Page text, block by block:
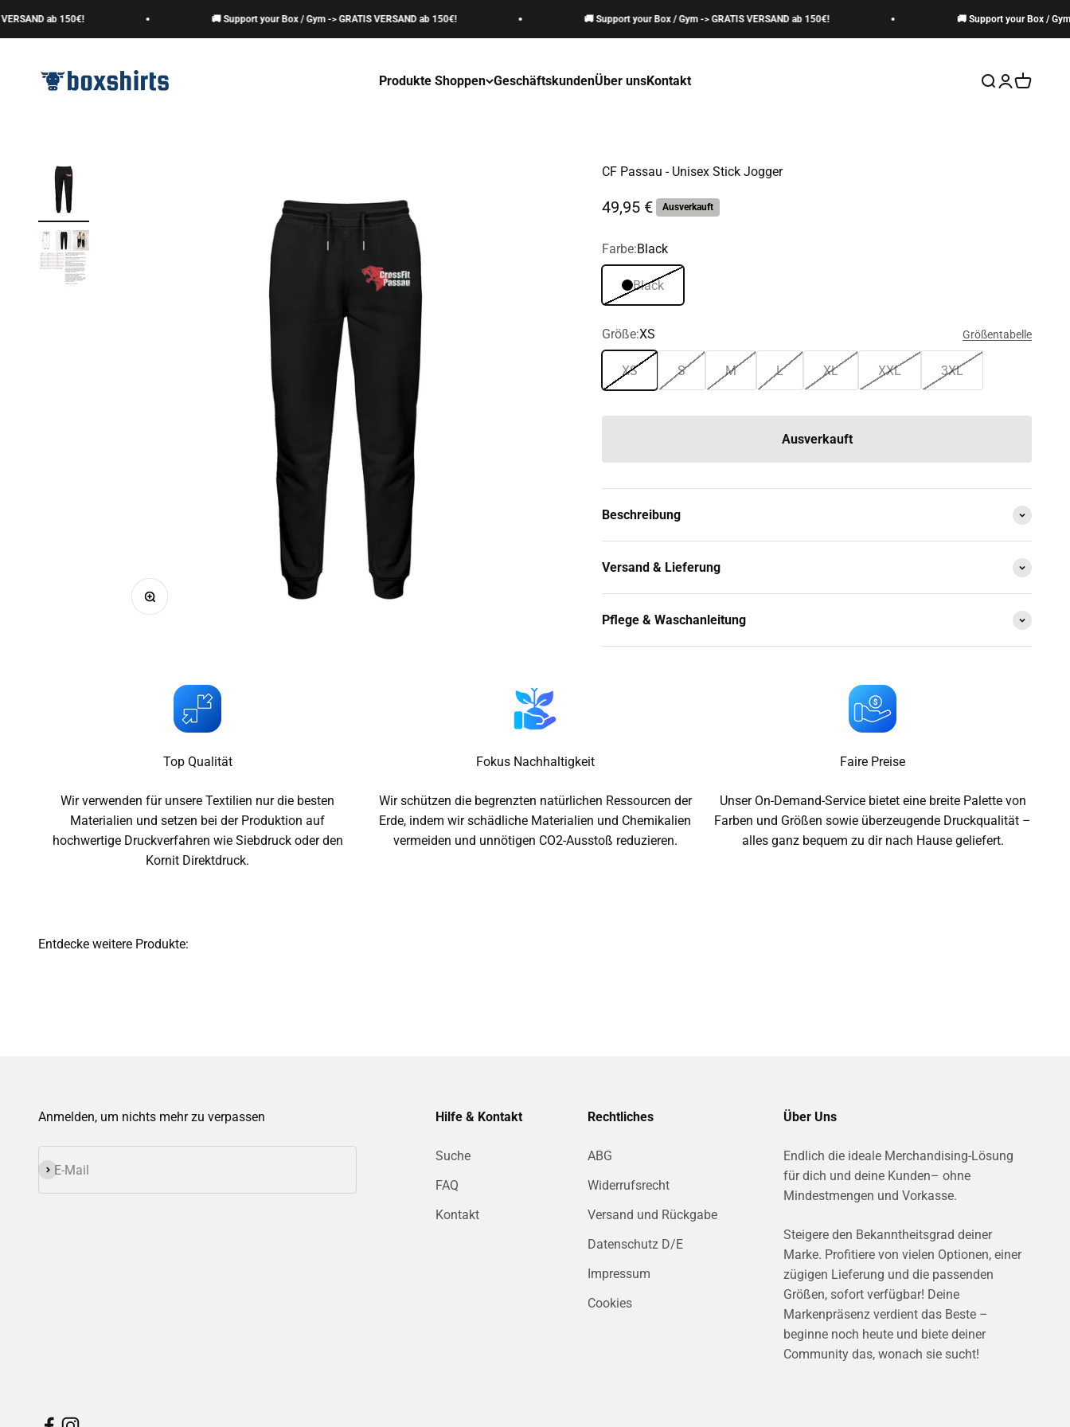
ab 150€! 🚚 Support your Box / Gym -> GRATIS VERSAND ab 150€! 🚚 Support your Box / Gym -> GRATIS VERSAND ab 150€! 🚚 Support your Box / Gym ->
Produkte Shoppen GeschäftskundenÜber unsKontakt
boxshirts Suche öffnen
Bild vergrößern
CF Passau - Unisex Stick Jogger
Angebot
49,95 € Ausverkauft
Farbe:Black
Black
Größe:XS Größentabelle
XS S M L XL XXL 3XL
Ausverkauft
Beschreibung
Versand & Lieferung
Pflege & Waschanleitung
Top Qualität
Wir verwenden für unsere Textilien nur die besten
Materialien und setzen bei der Produktion auf
hochwertige Druckverfahren wie Siebdruck oder den
Kornit Direktdruck.
Fokus Nachhaltigkeit
Wir schützen die begrenzten natürlichen Ressourcen der
Erde, indem wir schädliche Materialien und Chemikalien
vermeiden und unnötigen CO2-Ausstoß reduzieren.
Faire Preise
Unser On-Demand-Service bietet eine breite Palette von
Farben und Größen sowie überzeugende Druckqualität –
alles ganz bequem zu dir nach Hause geliefert.
Anmelden, um nichts mehr zu verpassen
E-Mail
Abonnieren
Hilfe & Kontakt
Suche
FAQ
Kontakt
Rechtliches
ABG
Widerrufsrecht
Versand und Rückgabe
Datenschutz D/E
Impressum
Cookies
Über Uns
Endlich die ideale Merchandising-Lösung
für dich und deine Kunden– ohne
Mindestmengen und Vorkasse.
Steigere den Bekanntheitsgrad deiner
Marke. Profitiere von vielen Optionen, einer
zügigen Lieferung und die passenden
Größen, sofort verfügbar! Deine
Markenpräsenz verdient das Beste –
beginne noch heute und biete deiner
Community das, wonach sie sucht!